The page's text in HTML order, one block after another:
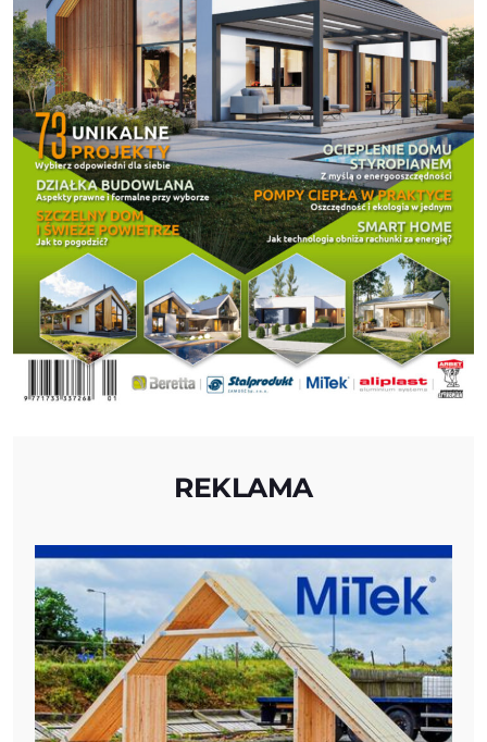
REKLAMA